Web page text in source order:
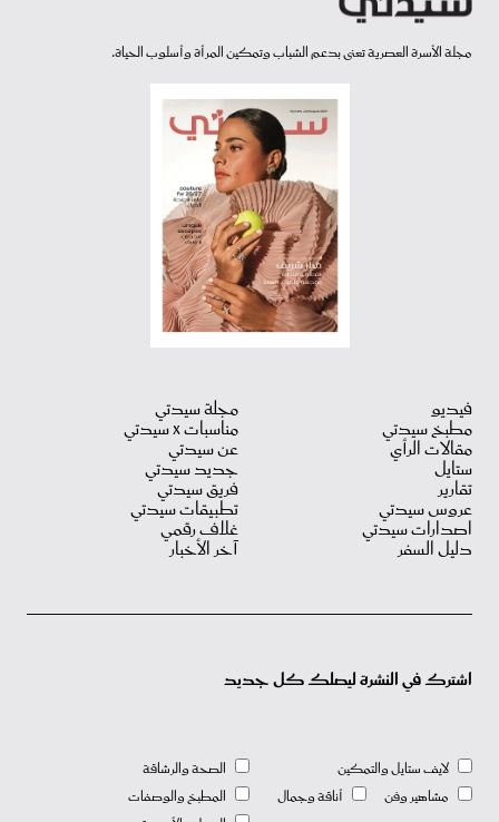
مجلة الأسرة العصرية تعنى بدعم الشباب وتمكين المرأة وأسلوب الحياة.
فيديو
مطبخ سيدتي
مقالات الرأي
ستايل
تقارير
عروس سيدتي
اصدارات سيدتي
دليل السفر
مجلة سيدتي
مناسبات X سيدتي
عن سيدتي
جديد سيدتي
فريق سيدتي
تطبيقات سيدتي
غلاف رقمي
آخر الأخبار
اشترك في النشرة ليصلك كل جديد
لايف ستايل والتمكين
مشاهير وفن
أناقة وجمال
الصحة والرشاقة
المطبخ والوصفات